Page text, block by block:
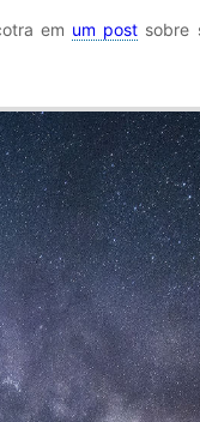
em um post sobre